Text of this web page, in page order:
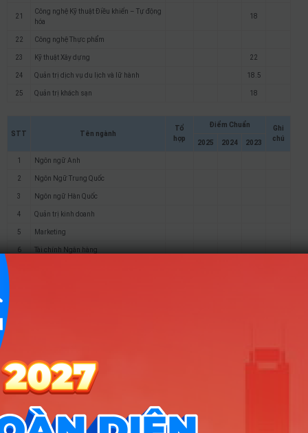
21
Công nghệ Kỹ thuật Điều khiển – Tự động
hóa
18
22 Công nghệ Thực phẩm
23 Kỹ thuật Xây dựng 22
24 Quản trị dịch vụ du lịch và lữ hành 18.5
25 Quản trị khách sạn 18
STT Tên ngành
Tổ
hợp
Điểm Chuẩn
Ghi
chú
2025 2024 2023
1 Ngôn ngữ Anh
2 Ngôn Ngữ Trung Quốc
3 Ngôn ngữ Hàn Quốc
4 Quản trị kinh doanh
5 Marketing
6 Tài chính Ngân hàng
13 Trí Tuệ nhân tạo ứng dụng
14 Công nghệ Chế tạo máy
Cơ điện tử
16 Công nghệ kỹ thuật ô tô